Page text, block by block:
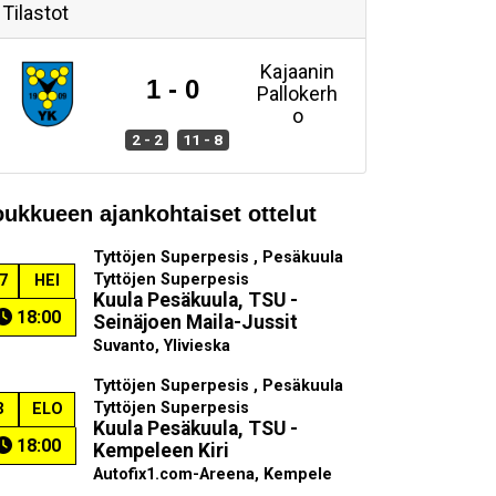
Tilastot
1 - 0
Kajaanin
Pallokerh
o
2 - 2 11 - 8
ajankohtaiset ottelut
HEI
18:00
Tyttöjen Superpesis , Pesäkuula
Tyttöjen Superpesis
Kuula Pesäkuula, TSU -
Seinäjoen Maila-Jussit
Suvanto, Ylivieska
ELO
18:00
Tyttöjen Superpesis , Pesäkuula
Tyttöjen Superpesis
Kuula Pesäkuula, TSU -
Kempeleen Kiri
Autofix1.com-Areena, Kempele